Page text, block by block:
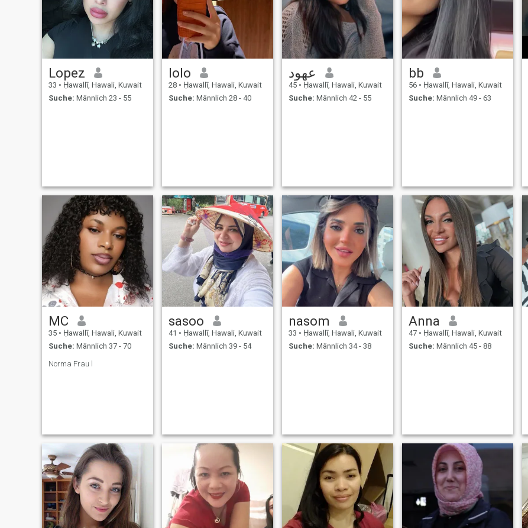
Lopez
33 • Ḥawallī, Hawali, Kuwait
Suche: Männlich 23 - 55
lolo
28 • Ḥawallī, Hawali, Kuwait
Suche: Männlich 28 - 40
عهود
45 • Ḥawallī, Hawali, Kuwait
Suche: Männlich 42 - 55
bb
56 • Ḥawallī, Hawali, Kuwait
Suche: Männlich 49 - 63
MC
35 • Ḥawallī, Hawali, Kuwait
Suche: Männlich 37 - 70
Norma Frau l
sasoo
41 • Ḥawallī, Hawali, Kuwait
Suche: Männlich 39 - 54
nasom
33 • Ḥawallī, Hawali, Kuwait
Suche: Männlich 34 - 38
Anna
47 • Ḥawallī, Hawali, Kuwait
Suche: Männlich 45 - 88